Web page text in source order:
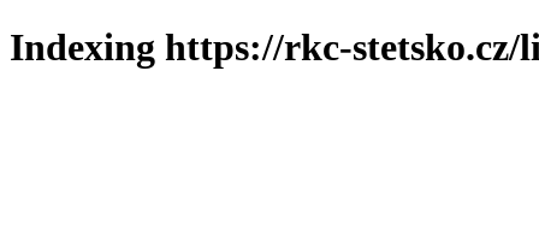
Indexing https://rkc-stetsko.cz/